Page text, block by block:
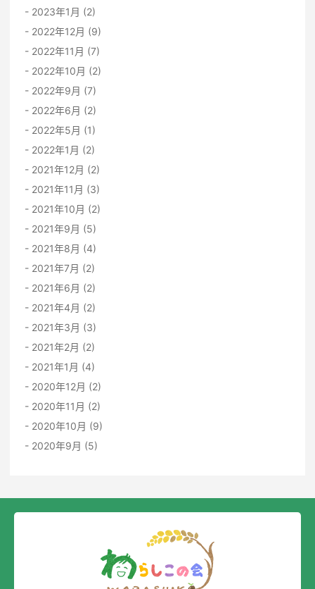
2023年1月 (2)
2022年12月 (9)
2022年11月 (7)
2022年10月 (2)
2022年9月 (7)
2022年6月 (2)
2022年5月 (1)
2022年1月 (2)
2021年12月 (2)
2021年11月 (3)
2021年10月 (2)
2021年9月 (5)
2021年8月 (4)
2021年7月 (2)
2021年6月 (2)
2021年4月 (2)
2021年3月 (3)
2021年2月 (2)
2021年1月 (4)
2020年12月 (2)
2020年11月 (2)
2020年10月 (9)
2020年9月 (5)